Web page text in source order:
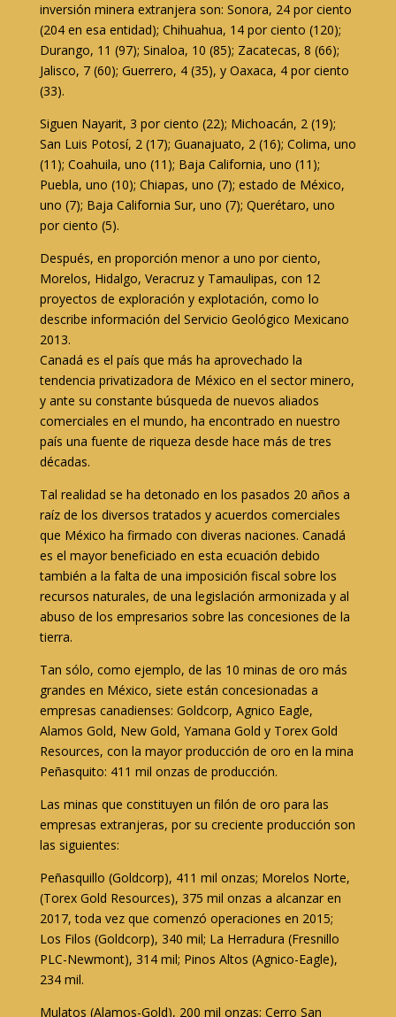
inversión minera extranjera son: Sonora, 24 por ciento
(204 en esa entidad); Chihuahua, 14 por ciento (120);
Durango, 11 (97); Sinaloa, 10 (85); Zacatecas, 8 (66);
Jalisco, 7 (60); Guerrero, 4 (35), y Oaxaca, 4 por ciento
(33).
Siguen Nayarit, 3 por ciento (22); Michoacán, 2 (19);
San Luis Potosí, 2 (17); Guanajuato, 2 (16); Colima, uno
(11); Coahuila, uno (11); Baja California, uno (11);
Puebla, uno (10); Chiapas, uno (7); estado de México,
uno (7); Baja California Sur, uno (7); Querétaro, uno
por ciento (5).
Después, en proporción menor a uno por ciento,
Morelos, Hidalgo, Veracruz y Tamaulipas, con 12
proyectos de exploración y explotación, como lo
describe información del Servicio Geológico Mexicano
2013.
Canadá es el país que más ha aprovechado la
tendencia privatizadora de México en el sector minero,
y ante su constante búsqueda de nuevos aliados
comerciales en el mundo, ha encontrado en nuestro
país una fuente de riqueza desde hace más de tres
décadas.
Tal realidad se ha detonado en los pasados 20 años a
raíz de los diversos tratados y acuerdos comerciales
que México ha firmado con diveras naciones. Canadá
es el mayor beneficiado en esta ecuación debido
también a la falta de una imposición fiscal sobre los
recursos naturales, de una legislación armonizada y al
abuso de los empresarios sobre las concesiones de la
tierra.
Tan sólo, como ejemplo, de las 10 minas de oro más
grandes en México, siete están concesionadas a
empresas canadienses: Goldcorp, Agnico Eagle,
Alamos Gold, New Gold, Yamana Gold y Torex Gold
Resources, con la mayor producción de oro en la mina
Peñasquito: 411 mil onzas de producción.
Las minas que constituyen un filón de oro para las
empresas extranjeras, por su creciente producción son
las siguientes:
Peñasquillo (Goldcorp), 411 mil onzas; Morelos Norte,
(Torex Gold Resources), 375 mil onzas a alcanzar en
2017, toda vez que comenzó operaciones en 2015;
Los Filos (Goldcorp), 340 mil; La Herradura (Fresnillo
PLC-Newmont), 314 mil; Pinos Altos (Agnico-Eagle),
234 mil.
Mulatos (Alamos-Gold), 200 mil onzas; Cerro San